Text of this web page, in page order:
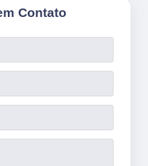
Contato